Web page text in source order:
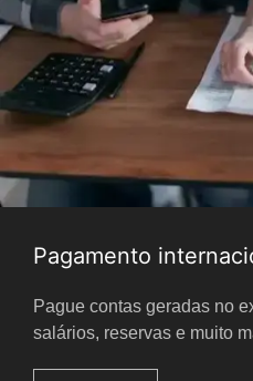
Pagamento
Pague contas geradas no
salários, reservas e muito